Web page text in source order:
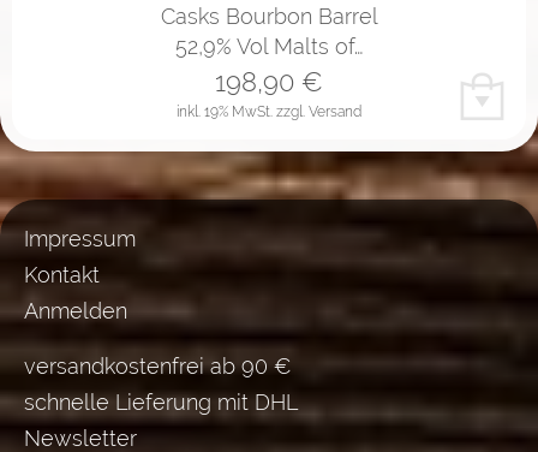
Casks Bourbon Barrel
52,9% Vol Malts of…
inkl. 19% MwSt. zzgl. Versand
198,90 €
Impressum
Kontakt
Anmelden
versandkostenfrei ab 90 €
schnelle Lieferung mit DHL
Newsletter